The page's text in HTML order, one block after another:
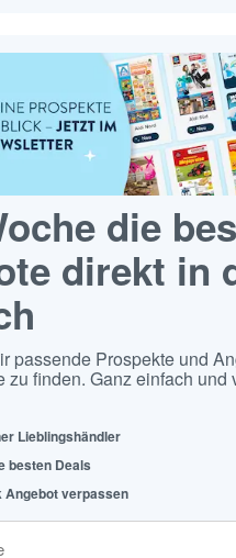
die
direkt in
passende Prospekte und
zu finden. Ganz einfach und
Lieblingshändler
besten Deals
Angebot verpassen